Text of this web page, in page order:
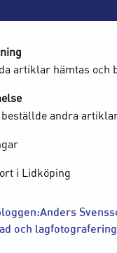
artiklar hämtas och
andra
i Lidköping
och